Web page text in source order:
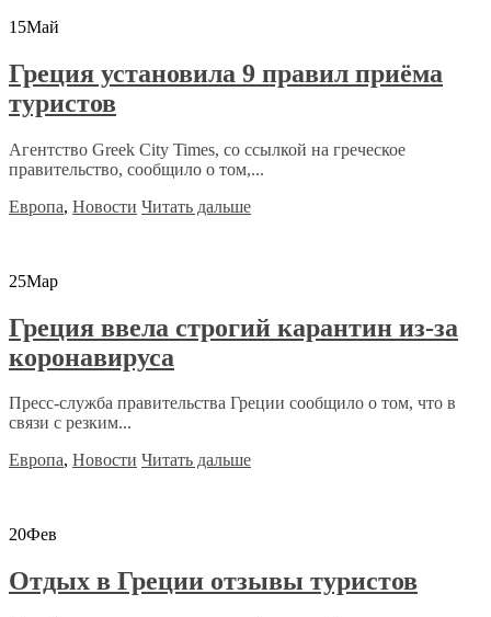
15Май
Греция установила 9 правил приёма
туристов
Агентство Greek City Times, со ссылкой на греческое
правительство, сообщило о том,...
Европа, Новости Читать дальше
25Мар
Греция ввела строгий карантин из-за
коронавируса
Пресс-служба правительства Греции сообщило о том, что в
связи с резким...
Европа, Новости Читать дальше
20Фев
Отдых в Греции отзывы туристов